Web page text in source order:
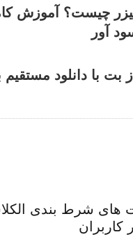
چیست؟ آموزش
آور
بت با دانلود مستقیم
های شرط بندی